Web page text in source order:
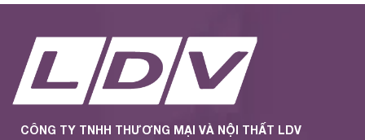
CÔNG TY TNHH THƯƠNG MẠI VÀ NỘI THẤT LDV